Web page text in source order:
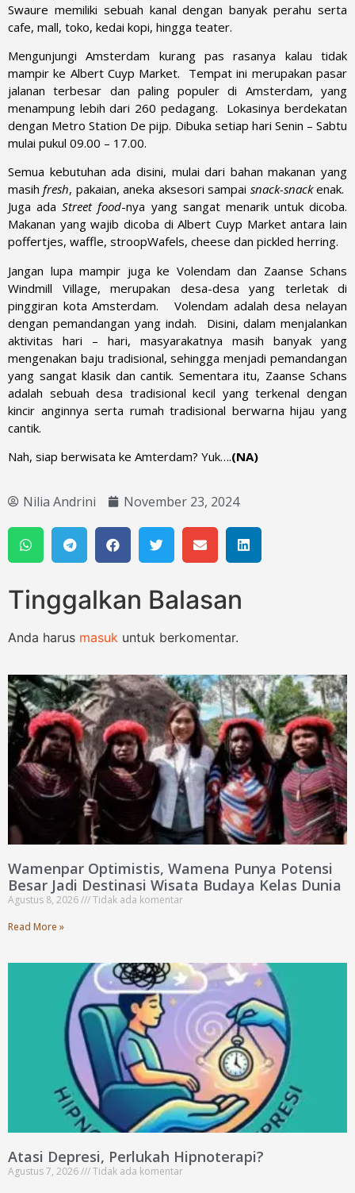
Swaure memiliki sebuah kanal dengan banyak perahu serta
cafe, mall, toko, kedai kopi, hingga teater.
Mengunjungi Amsterdam kurang pas rasanya kalau tidak
mampir ke Albert Cuyp Market. Tempat ini merupakan pasar
jalanan terbesar dan paling populer di Amsterdam, yang
menampung lebih dari 260 pedagang. Lokasinya berdekatan
dengan Metro Station De pijp. Dibuka setiap hari Senin – Sabtu
mulai pukul 09.00 – 17.00.
Semua kebutuhan ada disini, mulai dari bahan makanan yang
masihfresh, pakaian, aneka aksesori sampai snack-snackenak.
Juga adaStreet food-nya yang sangat menarik untuk dicoba.
Makanan yang wajib dicoba di Albert Cuyp Market antara lain
poffertjes, waffle, stroopWafels, cheese dan pickled herring.
Jangan lupa mampir juga ke Volendam dan Zaanse Schans
Windmill Village, merupakan desa-desa yang terletak di
pinggiran kota Amsterdam. Volendam adalah desa nelayan
dengan pemandangan yang indah. Disini, dalam menjalankan
aktivitas hari – hari, masyarakatnya masih banyak yang
mengenakan baju tradisional, sehingga menjadi pemandangan
yang sangat klasik dan cantik. Sementara itu, Zaanse Schans
adalah sebuah desa tradisional kecil yang terkenal dengan
kincir anginnya serta rumah tradisional berwarna hijau yang
cantik.
Nah, siap berwisata ke Amterdam? Yuk….(NA)
Nilia Andrini November 23, 2024
Tinggalkan Balasan
Anda harus masuk untuk berkomentar.
Wamenpar Optimistis, Wamena Punya Potensi
Besar Jadi Destinasi Wisata Budaya Kelas Dunia
Agustus 8, 2026
Tidak ada komentar
Read More »
Atasi Depresi, Perlukah Hipnoterapi?
Agustus 7, 2026
Tidak ada komentar